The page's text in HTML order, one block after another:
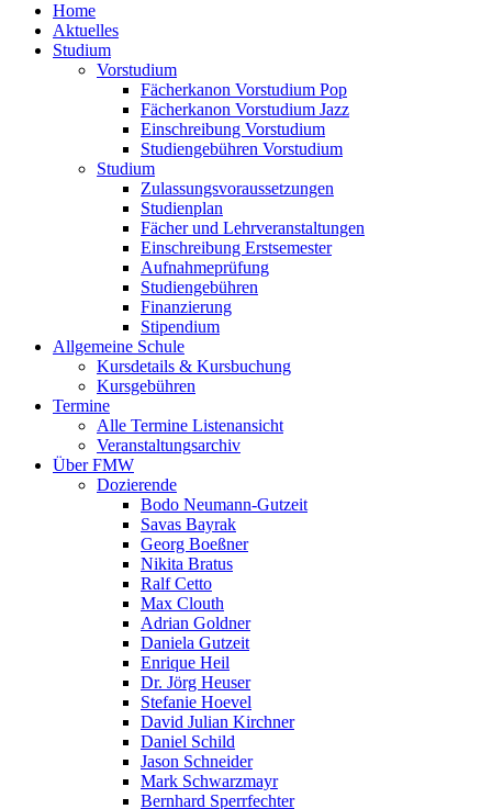
Home
Aktuelles
Studium
Vorstudium
Fächerkanon Vorstudium Pop
Fächerkanon Vorstudium Jazz
Einschreibung Vorstudium
Studiengebühren Vorstudium
Studium
Zulassungsvoraussetzungen
Studienplan
Fächer und Lehrveranstaltungen
Einschreibung Erstsemester
Aufnahmeprüfung
Studiengebühren
Finanzierung
Stipendium
Allgemeine Schule
Kursdetails & Kursbuchung
Kursgebühren
Termine
Alle Termine Listenansicht
Veranstaltungsarchiv
Über FMW
Dozierende
Bodo Neumann-Gutzeit
Savas Bayrak
Georg Boeßner
Nikita Bratus
Ralf Cetto
Max Clouth
Adrian Goldner
Daniela Gutzeit
Enrique Heil
Dr. Jörg Heuser
Stefanie Hoevel
David Julian Kirchner
Daniel Schild
Jason Schneider
Mark Schwarzmayr
Bernhard Sperrfechter